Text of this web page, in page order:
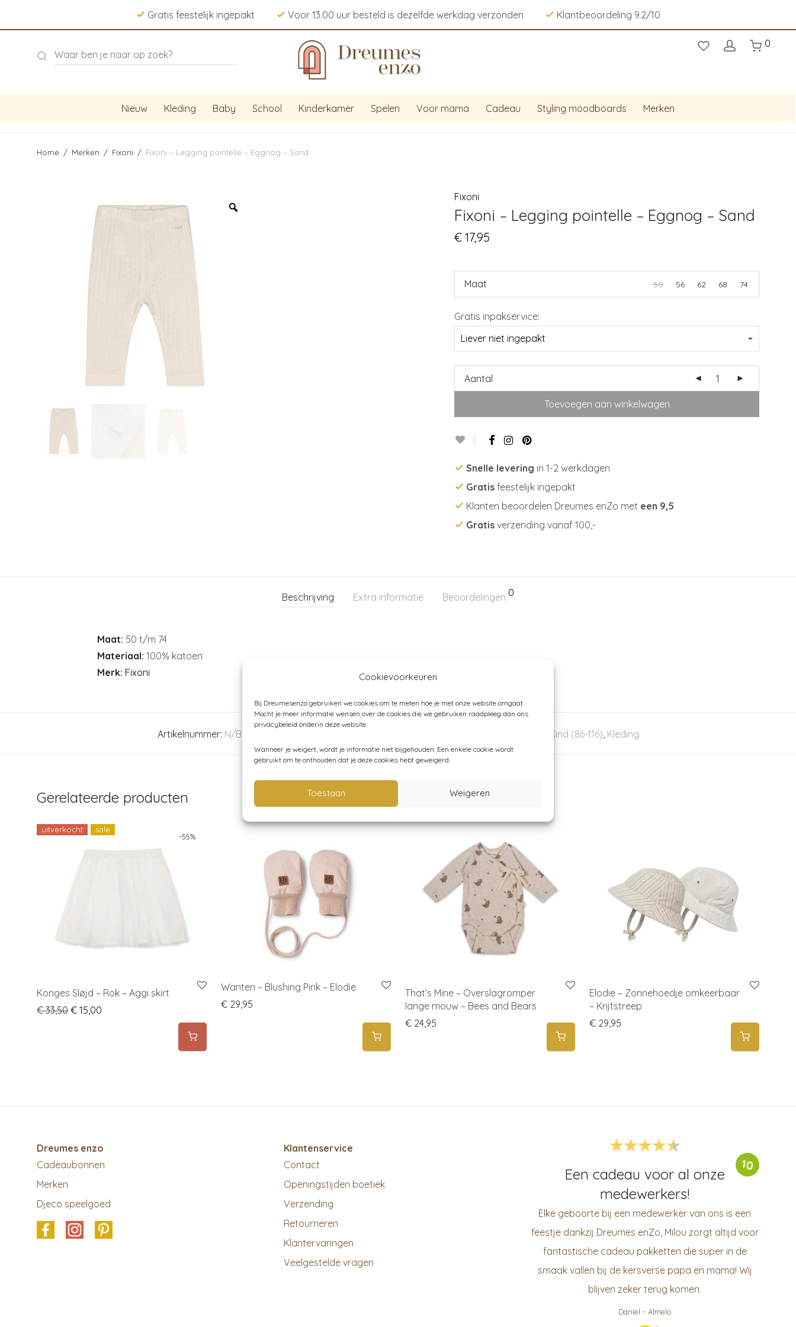
Cookievoorkeuren
Bij Dreumesenzo gebruiken we cookies om te meten hoe je met onze website omgaat.
Mocht je meer informatie wensen over de cookies die we gebruiken raadpleeg dan ons
privacybeleid onderin deze website.
Wanneer je weigert, wordt je informatie niet bijgehouden. Een enkele cookie wordt
gebruikt om te onthouden dat je deze cookies hebt geweigerd.
Toestaan Weigeren
Gratis feestelijk ingepakt Voor 13.00 uur besteld is dezelfde werkdag verzonden Klantbeoordeling 9.2/10
0
Nieuw Kleding Baby School Kinderkamer Spelen Voor mama Cadeau Styling moodboards Merken
Home / Merken / Fixoni / Fixoni – Legging pointelle – Eggnog – Sand
Fixoni
Fixoni – Legging pointelle – Eggnog – Sand
€ 17,95
Maat 50 56 62 68 74
Gratis inpakservice:
Aantal
Toevoegen aan winkelwagen
Snelle levering in 1-2 werkdagen
Gratis feestelijk ingepakt
Klanten beoordelen Dreumes enZo met een 9,5
Gratis verzending vanaf 100,-
Beschrijving Extra informatie Beoordelingen 0
Maat: 50 t/m 74
Materiaal: 100% katoen
Merk: Fixoni
Artikelnummer: N/B Kind (86-116) Kleding
Gerelateerde producten
-55%
uitverkocht sale
Konges Sløjd – Rok – Aggi skirt
€33,50 Original price was: € 33,50.
€ 15,00
Wanten – Blushing Pink – Elodie
€ 29,95
That’s Mine – Overslagromper
lange mouw – Bees and Bears
€ 24,95
Elodie – Zonnehoedje omkeerbaar
– Krijtstreep
€ 29,95
Dreumes enzo
Cadeaubonnen
Merken
Djeco speelgoed
Klantenservice
Contact
Openingstijden boetiek
Verzending
Retourneren
Klantervaringen
Veelgestelde vragen
10
Een cadeau voor al onze
medewerkers!
Elke geboorte bij een medewerker van ons is een
feestje dankzij Dreumes enZo, Milou zorgt altijd voor
fantastische cadeau pakketten die super in de
smaak vallen bij de kersverse papa en mama! Wij
blijven zeker terug komen.
Daniel - Almelo